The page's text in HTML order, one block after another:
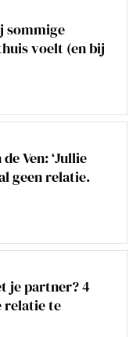
sommige
voelt (en bij
Ven: ‘Jullie
geen relatie.
je partner? 4
relatie te